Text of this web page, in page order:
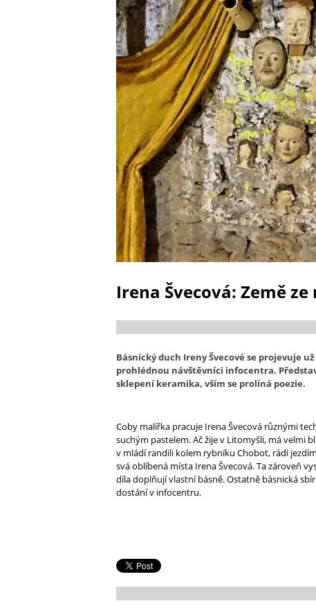
Irena Švecová: Země ze
Básnický duch Ireny Švecové se projevuje
prohlédnou návštěvníci infocentra.
sklepení keramika, vším se prolíná poezie.
Coby malířka pracuje Irena Švecová různými
suchým pastelem. Ač žije v Litomyšli, má velmi
v mládí randili kolem rybníku Chobot, rádi
svá oblíbená místa Irena Švecová. Ta zároveň
díla doplňují vlastní básně. Ostatně básnická
dostání v infocentru.